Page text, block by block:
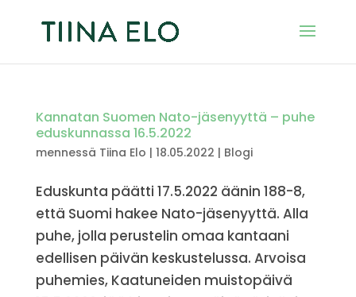
Kannatan Suomen Nato-jäsenyyttä – puhe
eduskunnassa 16.5.2022
mennessä Tiina Elo | 18.05.2022 | Blogi
Eduskunta päätti 17.5.2022 äänin 188-8,
että Suomi hakee Nato-jäsenyyttä. Alla
puhe, jolla perustelin omaa kantaani
edellisen päivän keskustelussa. Arvoisa
puhemies, Kaatuneiden muistopäivä